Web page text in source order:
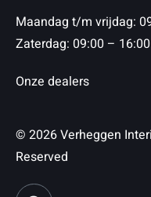
Maandag t/m vrijdag:
Zaterdag: 09:00 –
Onze dealers
© 2026 Verheggen
Reserved